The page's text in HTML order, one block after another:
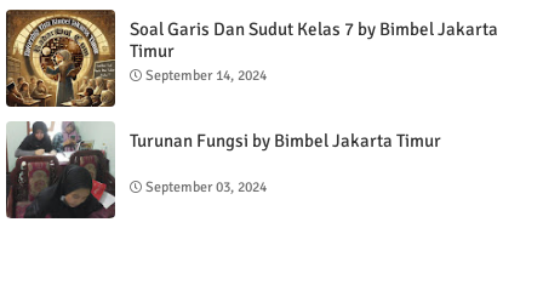
Soal Garis Dan Sudut Kelas 7 by Bimbel Jakarta
Timur
September 14, 2024
Turunan Fungsi by Bimbel Jakarta Timur
September 03, 2024